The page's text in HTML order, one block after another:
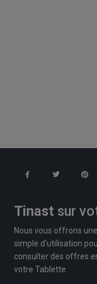
Tinast sur
Nous vous offrons
simple d'utilisation
consulter des offres
votre Tablette.